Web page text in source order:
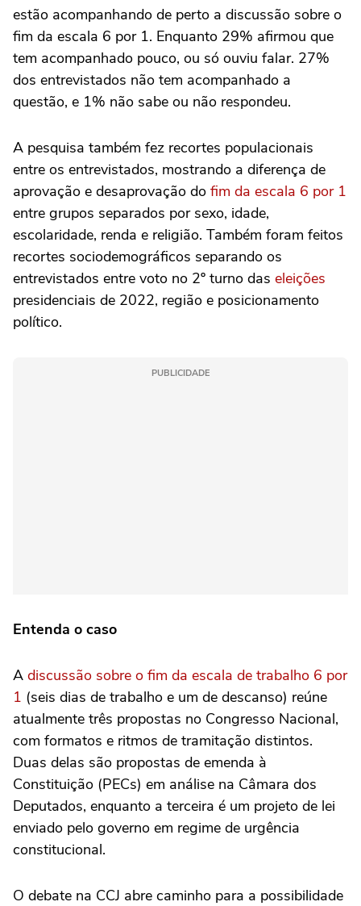
estão acompanhando de perto a discussão sobre o
fim da escala 6 por 1. Enquanto 29% afirmou que
tem acompanhado pouco, ou só ouviu falar. 27%
dos entrevistados não tem acompanhado a
questão, e 1% não sabe ou não respondeu.
A pesquisa também fez recortes populacionais
entre os entrevistados, mostrando a diferença de
aprovação e desaprovação do fim da escala 6 por 1
entre grupos separados por sexo, idade,
escolaridade, renda e religião. Também foram feitos
recortes sociodemográficos separando os
entrevistados entre voto no 2º turno das eleições
presidenciais de 2022, região e posicionamento
político.
PUBLICIDADE
Entenda o caso
A discussão sobre o fim da escala de trabalho 6 por
1 (seis dias de trabalho e um de descanso) reúne
atualmente três propostas no Congresso Nacional,
com formatos e ritmos de tramitação distintos.
Duas delas são propostas de emenda à
Constituição (PECs) em análise na Câmara dos
Deputados, enquanto a terceira é um projeto de lei
enviado pelo governo em regime de urgência
constitucional.
O debate na CCJ abre caminho para a possibilidade